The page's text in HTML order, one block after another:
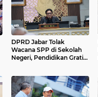
DPRD Jabar Tolak
Wacana SPP di Sekolah
Negeri, Pendidikan Gratis